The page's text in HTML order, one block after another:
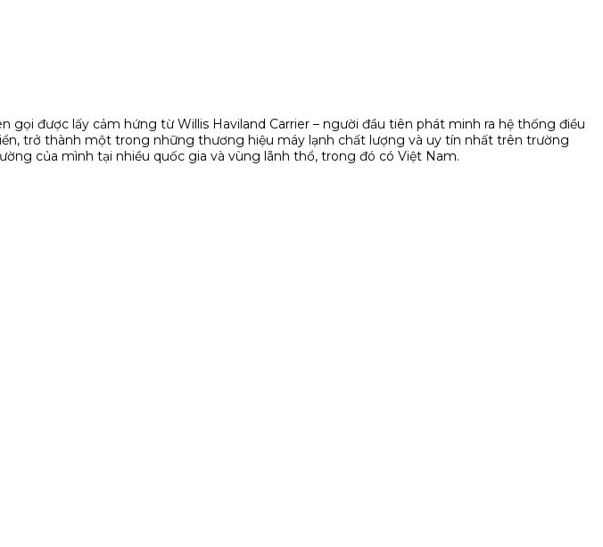
được lấy cảm hứng từ Willis Haviland Carrier – người đầu tiên phát minh ra hệ thống điều
trở thành một trong những thương hiệu máy lạnh chất lượng và uy tín nhất trên trường
của mình tại nhiều quốc gia và vùng lãnh thổ, trong đó có Việt Nam.